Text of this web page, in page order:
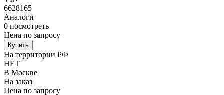
6628165
Аналоги
0 посмотреть
Цена по запросу
Купить
На территории РФ
НЕТ
В Москве
На заказ
Цена по запросу